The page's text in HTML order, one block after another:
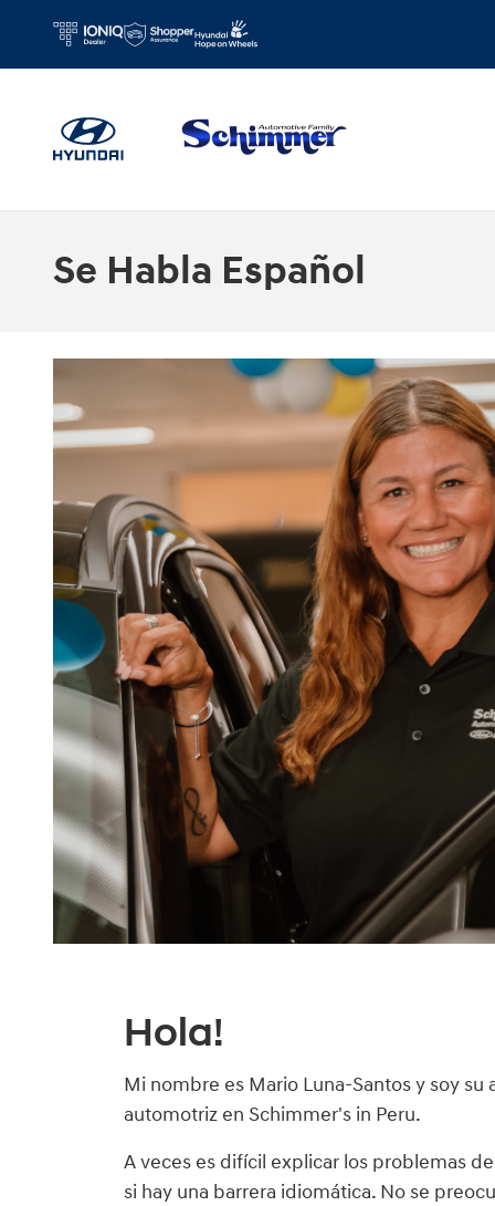
Se Habla Español
Hola!
Mi nombre es Mario Luna-Santos y soy su
automotriz en Schimmer's in Peru.
A veces es difícil explicar los problemas
si hay una barrera idiomática. No se